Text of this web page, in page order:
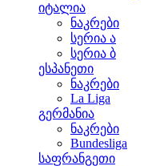
იტალია
ნაკრები
სერია ა
სერია ბ
ესპანეთი
ნაკრები
La Liga
გერმანია
ნაკრები
Bundesliga
საფრანგეთი